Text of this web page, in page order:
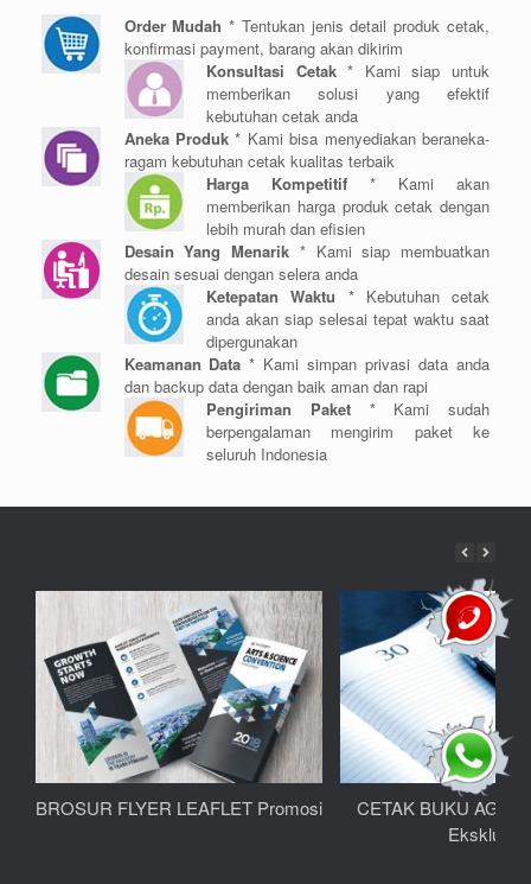
Order Mudah * Tentukan jenis detail produk cetak,
konfirmasi payment, barang akan dikirim
Konsultasi Cetak* Kami siap untuk
memberikan solusi yang efektif
kebutuhan cetak anda
Aneka Produk* Kami bisa menyediakan beraneka-
ragam kebutuhan cetak kualitas terbaik
Harga Kompetitif * Kami akan
memberikan harga produk cetak dengan
lebih murah dan efisien
Desain Yang Menarik * Kami siap membuatkan
desain sesuai dengan selera anda
Ketepatan Waktu * Kebutuhan cetak
anda akan siap selesai tepat waktu saat
dipergunakan
Keamanan Data * Kami simpan privasi data anda
dan backup data dengan baik aman dan rapi
Pengiriman Paket* Kami sudah
berpengalaman mengirim paket ke
seluruh Indonesia
BROSUR FLYER LEAFLET Promosi
CETAK BUKU
Eksklusif